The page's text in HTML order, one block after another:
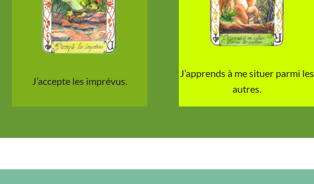
J’accepte les imprévus.
J’apprends à me situer parmi les
autres.